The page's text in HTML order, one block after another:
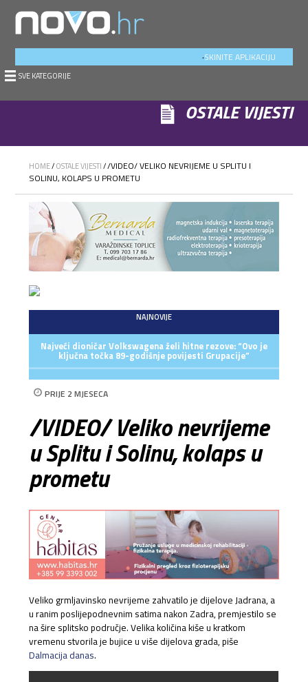
SKINITE APLIKACIJU
.
SVE KATEGORIJE
OSTALE VIJESTI
HOME/OSTALE VIJESTI//VIDEO/ VELIKO NEVRIJEME U SPLITU I
SOLINU, KOLAPS U PROMETU
NAJNOVIJE
Najveći dioničar Volkswagena želi hitne rezove: “Ovo je
ključna točka 89-godišnje povijesti Grupacije”
PRIJE 2 MJESECA
/VIDEO/ Veliko nevrijeme
u Splitu i Solinu, kolaps u
prometu
Veliko grmljavinsko nevrijeme zahvatilo je dijelove Jadrana, a
u ranim poslijepodnevnim satima nakon Zadra, premjestilo se
na šire splitsko područje. Velika količina kiše u kratkom
vremenu stvorila je bujice u više dijelova grada, piše
Dalmacija danas.